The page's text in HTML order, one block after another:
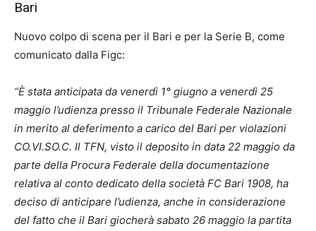
Bari
Nuovo colpo di scena per il Bari e per la Serie B, come
comunicato dalla Figc:
“È stata anticipata da venerdì 1° giugno a venerdì 25
maggio l’udienza presso il Tribunale Federale Nazionale
in merito al deferimento a carico del Bari per violazioni
CO.VI.SO.C. Il TFN, visto il deposito in data 22 maggio da
parte della Procura Federale della documentazione
relativa al conto dedicato della società FC Bari 1908, ha
deciso di anticipare l’udienza, anche in considerazione
del fatto che il Bari giocherà sabato 26 maggio la partita